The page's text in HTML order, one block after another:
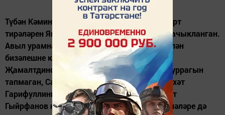
Түбән Кәминкә авылында быел да шәхси йорт
тирәләрен Яңа елга иң матур бизәүче гаилә ачыкланган.
Авыл урамнарындагы кар сыннарын, ут белән
бизәлешне карап чыккач, комиссия Илгиз
Җамалтдиновлар йорты тирәсеннән дә матуррагын
тапмаган, Салих Хәсәншиннар - икенче, Фәрхәт
Гарифуллиннар өченче дип табылган. Илшат
Гыйрфанов һәм Фәһим Моталлаповлар гаиләләре дә